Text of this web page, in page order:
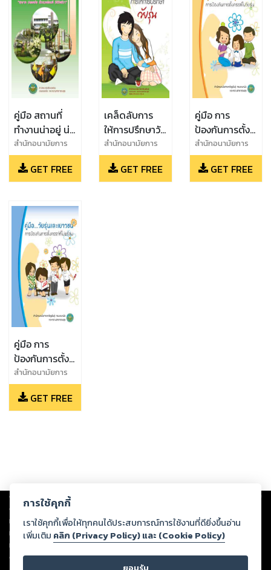
คู่มือ สถานที่
ทำงานน่าอยู่ น่า
ทำงาน
สำนักอนามัยการ
เจริญพันธุ์ กรม
อนามัย กระทรวง
สาธารณสุข
GET FREE
เคล็ดลับการ
ให้การปรึกษาวัย
รุ่น
สำนักอนามัยการ
เจริญพันธุ์ กรม
อนามัย กระทรวง
สาธารณสุข
GET FREE
คู่มือ การ
ป้องกันการตั้ง
ครรภ์ในวัยรุ่น
สำนักอนามัยการ
เจริญพันธุ์ กรม
อนามัย กระทรวง
สาธารณสุข
GET FREE
คู่มือ การ
ป้องกันการตั้ง
ครรภ์ที่ไม่พร้อม
สำนักอนามัยการ
เจริญพันธุ์ กรม
อนามัย กระทรวง
สาธารณสุข
GET FREE
Copyright © 2026
ต่อผลงานหรือเนื้อหาใดที่อัปโหลดผ่านเว็บไซต์และปรากฏว่าละเมิดสิทธิใน
ทรัพย์สินทางปัญญาของบุคคลอื่นหรือขัดต่อกฎหมายและศีลธรรม ดังนั้น ผู้อ่าน
ทุกท่านโปรดใช้วิจารณญาณในการกลั่นกรองด้วยตนเอง และหากท่านพบว่าส่วน
หนึ่งส่วนใดขัดต่อกฎหมายและศีลธรรม กรุณาแจ้งมายังบริษัท เพื่อทีมงานจะได้
ดำเนินการในทันที ทั้งนี้ ทางสตอรี่ล็อกขอสงวนลิขสิทธิ์ตามพระราชบัญญัติ
การใช้คุกกี้
เราใช้คุกกี้เพื่อให้ทุกคนได้ประสบการณ์การใช้งานที่ดียิ่งขึ้นอ่าน
เพิ่มเติม คลิก (Privacy Policy) และ (Cookie Policy)